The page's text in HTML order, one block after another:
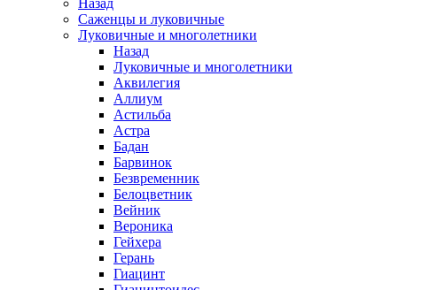
Назад
Саженцы и луковичные
Луковичные и многолетники
Назад
Луковичные и многолетники
Аквилегия
Аллиум
Астильба
Астра
Бадан
Барвинок
Безвременник
Белоцветник
Вейник
Вероника
Гейхера
Герань
Гиацинт